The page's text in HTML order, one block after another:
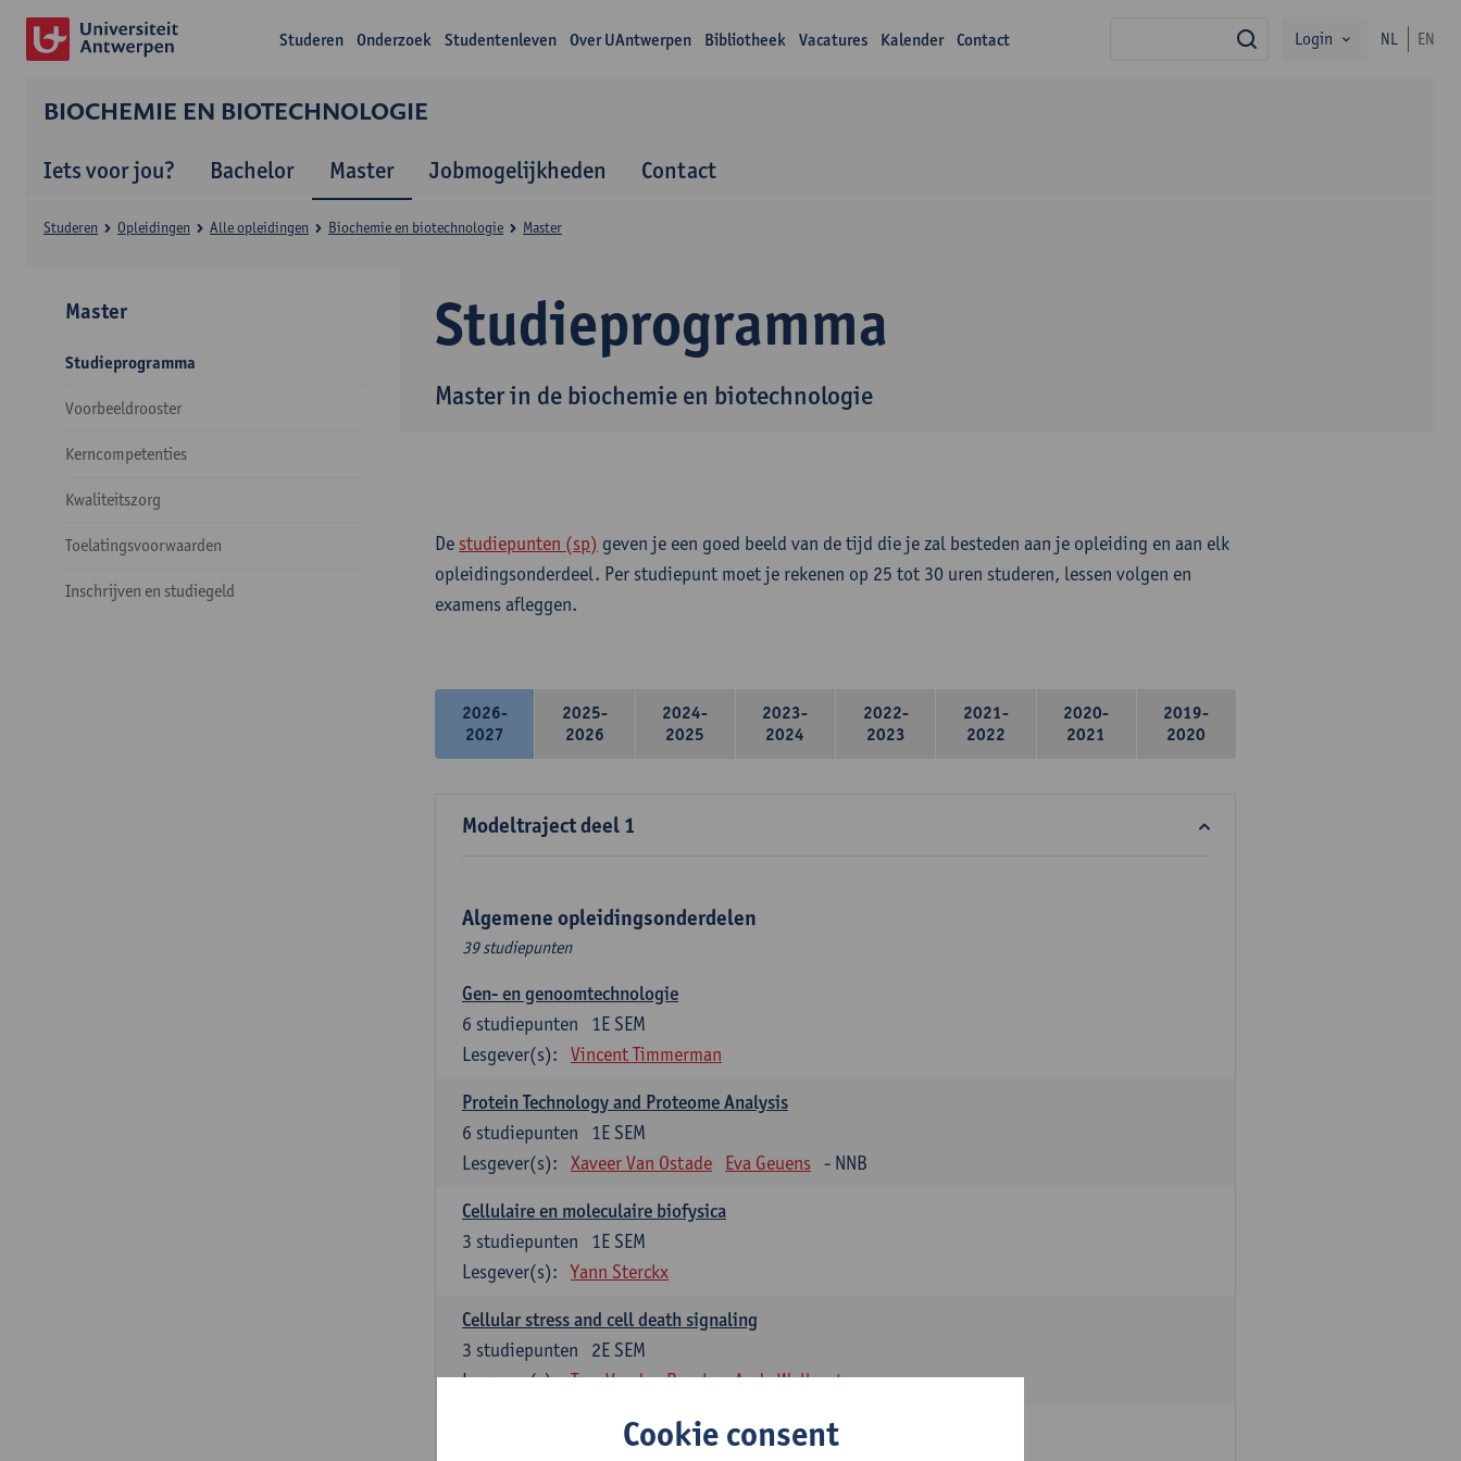
Studeren Onderzoek Studentenleven Over UAntwerpen Bibliotheek Vacatures Kalender Contact zoekLogin NL EN
BIOCHEMIE EN BIOTECHNOLOGIE
Iets voor jou? Bachelor Master Jobmogelijkheden Contact
Studieprogramma
Master in de biochemie en biotechnologie
Studeren Opleidingen Alle opleidingen Biochemie en biotechnologie Master
Master
Studieprogramma
Voorbeeldrooster
Kerncompetenties
Kwaliteitszorg
Toelatingsvoorwaarden
Inschrijven en studiegeld
De studiepunten (sp) geven je een goed beeld van de tijd die je zal besteden aan je opleiding en aan elk
opleidingsonderdeel. Per studiepunt moet je rekenen op 25 tot 30 uren studeren, lessen volgen en
examens afleggen.
2026-
2027
2025-
2026
2024-
2025
2023-
2024
2022-
2023
2021-
2022
2020-
2021
2019-
2020
Modeltraject deel 1
Algemene opleidingsonderdelen
39 studiepunten
Gen- en genoomtechnologie
1E SEM
6 studiepunten
Lesgever(s):
Vincent Timmerman
Protein Technology and Proteome Analysis
1E SEM
6 studiepunten
Lesgever(s):
Xaveer Van Ostade Eva Geuens - NNB
Cellulaire en moleculaire biofysica
1E SEM
3 studiepunten
Lesgever(s):
Yann Sterckx
Cellular stress and cell death signaling
2E SEM
3 studiepunten
Lesgever(s): Tom Vanden Berghe Andy Wullaert
Cookie consent